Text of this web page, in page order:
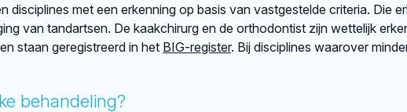
disciplines met een erkenning op basis van vastgestelde criteria. Die
van tandartsen. De kaakchirurg en de orthodontist zijn wettelijk
staan geregistreerd in het BIG-register. Bij disciplines waarover
behandeling?